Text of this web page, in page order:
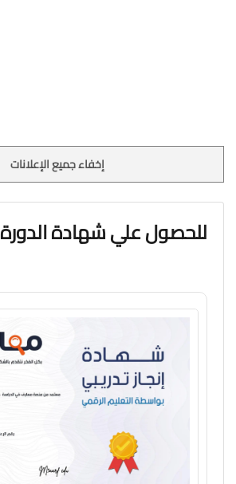
إخفاء جميع الإعلانات
للحصول علي شهادة الدورة